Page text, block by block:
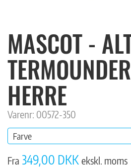
MASCOT -
HERRE
Varenr: 00572-350
Farve
Fra 349,00 DKK ekskl. moms